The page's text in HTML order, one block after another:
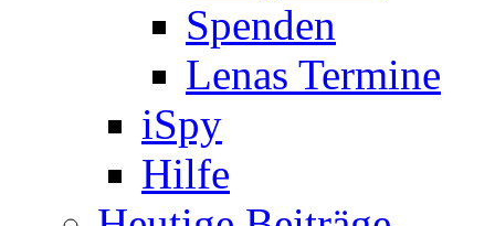
Spenden
Lenas Termine
iSpy
Hilfe